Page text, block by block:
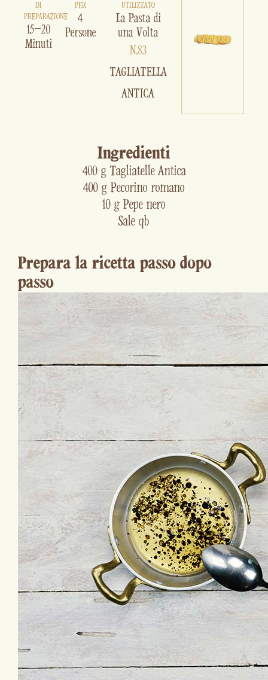
DI
PREPARAZIONE
15–20
Minuti
PER
4
Persone
UTILIZZATO
La Pasta di
una Volta
N.83
TAGLIATELLA
ANTICA
Ingredienti
400 g Tagliatelle Antica
400 g Pecorino romano
10 g Pepe nero
Sale qb
Prepara la ricetta passo dopo
passo